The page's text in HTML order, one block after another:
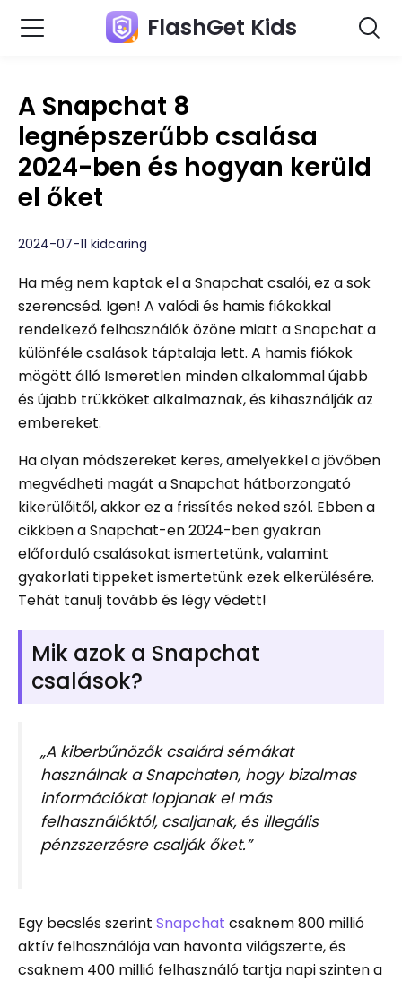
FlashGet Kids
A Snapchat 8
legnépszerűbb csalása
2024-ben és hogyan kerüld
el őket
2024-07-11 kidcaring
Ha még nem kaptak el a Snapchat csalói, ez a sok
szerencséd. Igen! A valódi és hamis fiókokkal
rendelkező felhasználók özöne miatt a Snapchat a
különféle csalások táptalaja lett. A hamis fiókok
mögött álló Ismeretlen minden alkalommal újabb
és újabb trükköket alkalmaznak, és kihasználják az
embereket.
Ha olyan módszereket keres, amelyekkel a jövőben
megvédheti magát a Snapchat hátborzongató
kikerülőitől, akkor ez a frissítés neked szól. Ebben a
cikkben a Snapchat-en 2024-ben gyakran
előforduló csalásokat ismertetünk, valamint
gyakorlati tippeket ismertetünk ezek elkerülésére.
Tehát tanulj tovább és légy védett!
Mik azok a Snapchat
csalások?
„A kiberbűnözők csalárd sémákat
használnak a Snapchaten, hogy bizalmas
információkat lopjanak el más
felhasználóktól, csaljanak, és illegális
pénzszerzésre csalják őket.”
Egy becslés szerint Snapchat csaknem 800 millió
aktív felhasználója van havonta világszerte, és
csaknem 400 millió felhasználó tartja napi szinten a